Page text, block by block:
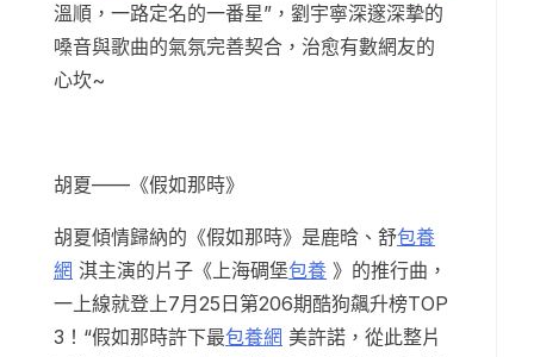
溫順，一路定名的一番星”，劉宇寧深邃深摯的
嗓音與歌曲的氣氛完善契合，治愈有數網友的
心坎~
胡夏——《假如那時》
胡夏傾情歸納的《假如那時》是鹿晗、舒包養
網 淇主演的片子《上海碉堡包養 》的推行曲，
一上線就登上7月25日第206期酷狗飆升榜TOP
3！“假如那時許下最包養網 美許諾，從此整片